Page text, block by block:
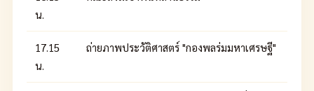
น.
17.15
น.
ถ่ายภาพประวัติศาสตร์ "กองพลร่มมหาเศรษฐี"